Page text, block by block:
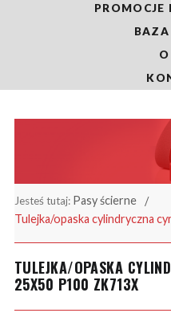
PROMOCJE
Jesteś tutaj: Pasy ścierne
Tulejka/opaska cylindryczna
TULEJKA/OPASKA
25X50 P100 ZK713X